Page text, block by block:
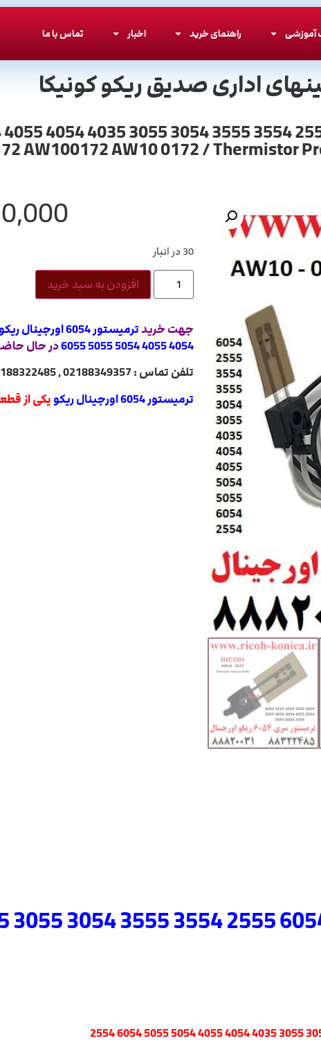
آموزشی راهنمای خرید اخبار تماس با ما
اداری صدیق ریکو کونیکا
AW100172 AW10 0172 / Thermistor
30 در انبار
افزودن به سبد خرید
جهت خرید
4054 4055 5054 5055 6055
در حال
تلفن تماس : 02188349357 , 02188322485 , 02188840764 , 02188820031
ترمیستور 6054 اورجینال ریکو
یکی از